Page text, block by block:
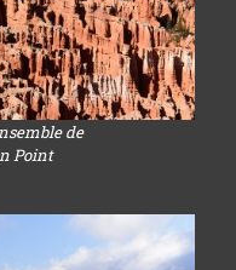
de
Point